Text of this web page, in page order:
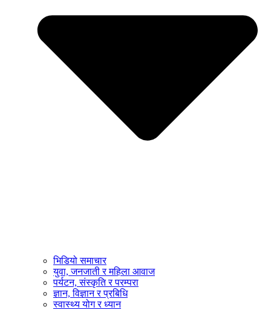
भिडियो समाचार
युवा, जनजाती र महिला आवाज
पर्यटन, संस्कृति र परम्परा
ज्ञान, विज्ञान र प्रबिधि
स्वास्थ्य योग र ध्यान